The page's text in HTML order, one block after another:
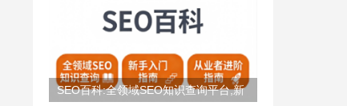
SEO百科:全领域SEO知识查询平台,新